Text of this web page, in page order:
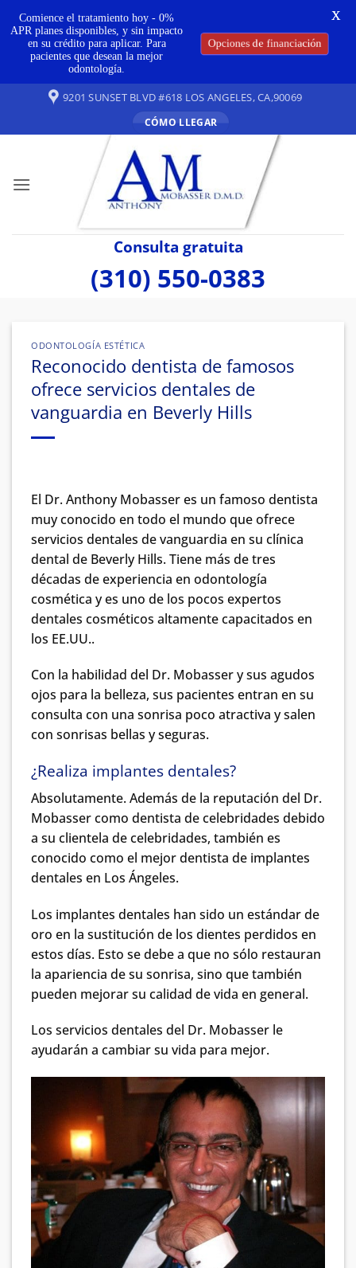
contenido
9201 SUNSET BLVD #618 LOS ANGELES, CA,90069
CÓMO LLEGAR
Consulta gratuita
(310) 550-0383
ODONTOLOGÍA ESTÉTICA
Reconocido dentista de famosos
ofrece servicios dentales de
vanguardia en Beverly Hills
El Dr. Anthony Mobasser es un famoso dentista
muy conocido en todo el mundo que ofrece
servicios dentales de vanguardia en su clínica
dental de Beverly Hills. Tiene más de tres
décadas de experiencia en odontología
cosmética y es uno de los pocos expertos
dentales cosméticos altamente capacitados en
los EE.UU..
Con la habilidad del Dr. Mobasser y sus agudos
ojos para la belleza, sus pacientes entran en su
consulta con una sonrisa poco atractiva y salen
con sonrisas bellas y seguras.
¿Realiza implantes dentales?
Absolutamente. Además de la reputación del Dr.
Mobasser como dentista de celebridades debido
a su clientela de celebridades, también es
conocido como el mejor dentista de implantes
dentales en Los Ángeles.
Los implantes dentales han sido un estándar de
oro en la sustitución de los dientes perdidos en
estos días. Esto se debe a que no sólo restauran
la apariencia de su sonrisa, sino que también
pueden mejorar su calidad de vida en general.
Los servicios dentales del Dr. Mobasser le
ayudarán a cambiar su vida para mejor.
Comience el tratamiento hoy - 0%
APR planes disponibles, y sin impacto
en su crédito para aplicar. Para
pacientes que desean la mejor
odontología.
Opciones de financiación
X